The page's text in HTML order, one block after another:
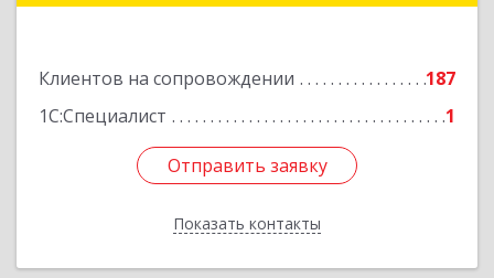
Клиентов на сопровождении
187
1С:Специалист
1
Отправить заявку
Показать контакты
Отправить заявку
Назад